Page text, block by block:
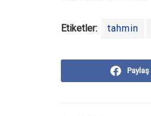
Etiketler: tahmin
Paylaş